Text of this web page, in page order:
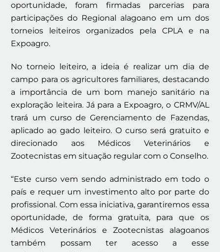
oportunidade, foram firmadas parcerias para
participações do Regional alagoano em um dos
torneios leiteiros organizados pela CPLA e na
Expoagro.
No torneio leiteiro, a ideia é realizar um dia de
campo para os agricultores familiares, destacando
a importância de um bom manejo sanitário na
exploração leiteira. Já para a Expoagro, o CRMV/AL
trará um curso de Gerenciamento de Fazendas,
aplicado ao gado leiteiro. O curso será gratuito e
direcionado aos Médicos Veterinários e
Zootecnistas em situação regular com o Conselho.
“Este curso vem sendo administrado em todo o
país e requer um investimento alto por parte do
profissional. Com essa iniciativa, garantiremos essa
oportunidade, de forma gratuita, para que os
Médicos Veterinários e Zootecnistas alagoanos
também possam ter acesso a esse